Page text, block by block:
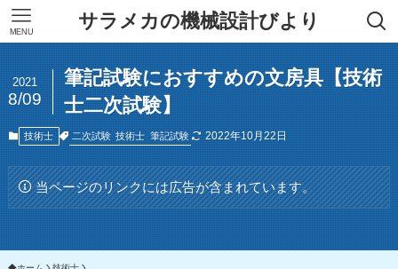
サラメカの機械設計びより
MENU
筆記試験におすすめの文房具【技術
士二次試験】
2021
8/09
技術士 二次試験 技術士 筆記試験 2022年10月22日
当ページのリンクには広告が含まれています。